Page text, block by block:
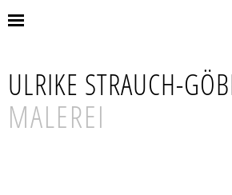
ULRIKE STRAUCH-
MALEREI